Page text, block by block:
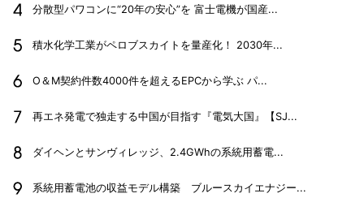
分散型パワコンに“20年の安心”を 富士電機が国産...
積水化学工業がペロブスカイトを量産化！ 2030年...
O＆M契約件数4000件を超えるEPCから学ぶ パ...
再エネ発電で独走する中国が目指す『電気大国』【SJ...
ダイヘンとサンヴィレッジ、2.4GWhの系統用蓄電...
系統用蓄電池の収益モデル構築 ブルースカイエナジー...